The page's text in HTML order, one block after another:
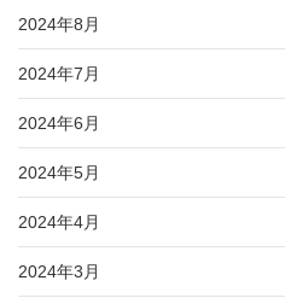
2024年8月
2024年7月
2024年6月
2024年5月
2024年4月
2024年3月